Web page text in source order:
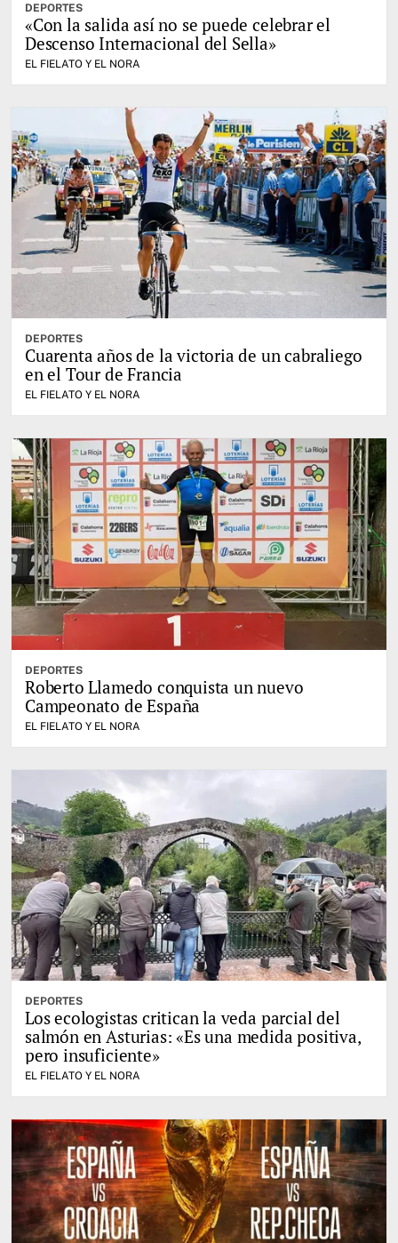
DEPORTES
«Con la salida así no se puede celebrar el
Descenso Internacional del Sella»
EL FIELATO Y EL NORA
DEPORTES
Cuarenta años de la victoria de un cabraliego
en el Tour de Francia
EL FIELATO Y EL NORA
DEPORTES
Roberto Llamedo conquista un nuevo
Campeonato de España
EL FIELATO Y EL NORA
DEPORTES
Los ecologistas critican la veda parcial del
salmón en Asturias: «Es una medida positiva,
pero insuficiente»
EL FIELATO Y EL NORA